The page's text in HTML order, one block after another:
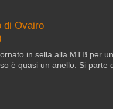
di Ovairo
in sella alla MTB per
è quasi un anello. Si parte